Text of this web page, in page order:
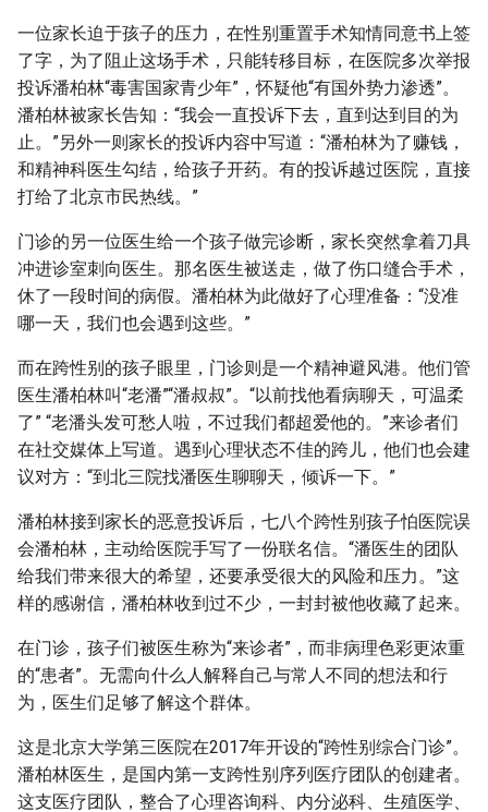
一位家长迫于孩子的压力，在性别重置手术知情同意书上签
了字，为了阻止这场手术，只能转移目标，在医院多次举报
投诉潘柏林“毒害国家青少年”，怀疑他“有国外势力渗透”。
潘柏林被家长告知：“我会一直投诉下去，直到达到目的为
止。”另外一则家长的投诉内容中写道：“潘柏林为了赚钱，
和精神科医生勾结，给孩子开药。有的投诉越过医院，直接
打给了北京市民热线。”
门诊的另一位医生给一个孩子做完诊断，家长突然拿着刀具
冲进诊室刺向医生。那名医生被送走，做了伤口缝合手术，
休了一段时间的病假。潘柏林为此做好了心理准备：“没准
哪一天，我们也会遇到这些。”
而在跨性别的孩子眼里，门诊则是一个精神避风港。他们管
医生潘柏林叫“老潘”“潘叔叔”。“以前找他看病聊天，可温柔
了” “老潘头发可愁人啦，不过我们都超爱他的。”来诊者们
在社交媒体上写道。遇到心理状态不佳的跨儿，他们也会建
议对方：“到北三院找潘医生聊聊天，倾诉一下。”
潘柏林接到家长的恶意投诉后，七八个跨性别孩子怕医院误
会潘柏林，主动给医院手写了一份联名信。“潘医生的团队
给我们带来很大的希望，还要承受很大的风险和压力。”这
样的感谢信，潘柏林收到过不少，一封封被他收藏了起来。
在门诊，孩子们被医生称为“来诊者”，而非病理色彩更浓重
的“患者”。无需向什么人解释自己与常人不同的想法和行
为，医生们足够了解这个群体。
这是北京大学第三医院在2017年开设的“跨性别综合门诊”。
潘柏林医生，是国内第一支跨性别序列医疗团队的创建者。
这支医疗团队，整合了心理咨询科、内分泌科、生殖医学、